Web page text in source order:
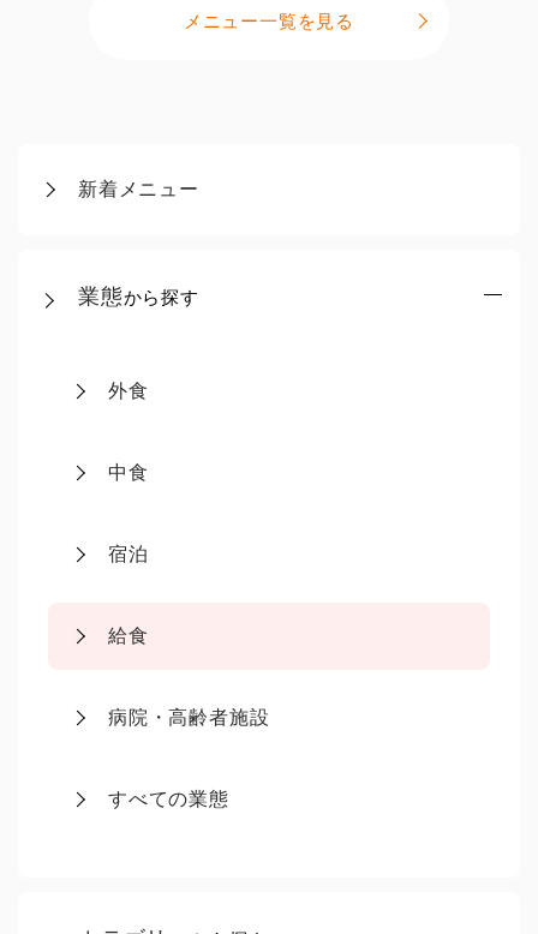
新着メニュー
業態から探す
外食
中食
宿泊
給食
病院・高齢者施設
すべての業態
メニュー一覧を見る